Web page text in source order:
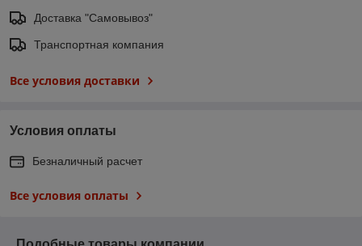
Доставка "Самовывоз"
Транспортная компания
Все условия доставки
Условия оплаты
Безналичный расчет
Все условия оплаты